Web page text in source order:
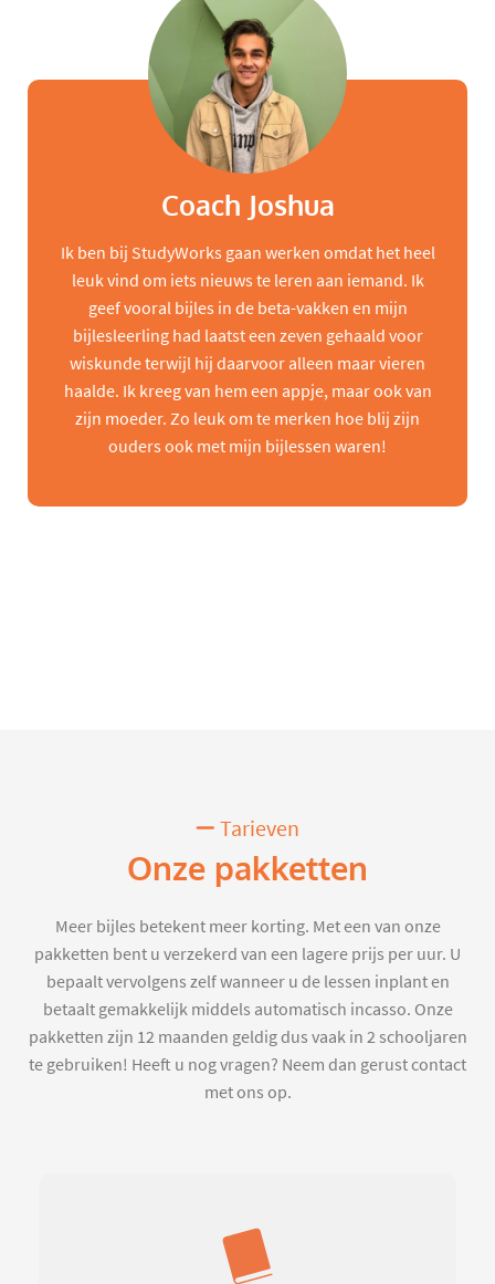
Coach Joshua
Ik ben bij StudyWorks gaan werken omdat het heel
leuk vind om iets nieuws te leren aan iemand. Ik
geef vooral bijles in de beta-vakken en mijn
bijlesleerling had laatst een zeven gehaald voor
wiskunde terwijl hij daarvoor alleen maar vieren
haalde. Ik kreeg van hem een appje, maar ook van
zijn moeder. Zo leuk om te merken hoe blij zijn
ouders ook met mijn bijlessen waren!
Tarieven
Onze pakketten
Meer bijles betekent meer korting. Met een van onze
pakketten bent u verzekerd van een lagere prijs per uur. U
bepaalt vervolgens zelf wanneer u de lessen inplant en
betaalt gemakkelijk middels automatisch incasso. Onze
pakketten zijn 12 maanden geldig dus vaak in 2 schooljaren
te gebruiken! Heeft u nog vragen? Neem dan gerust contact
met ons op.